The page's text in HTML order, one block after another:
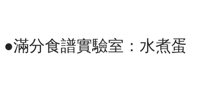
●滿分食譜實驗室：水煮蛋